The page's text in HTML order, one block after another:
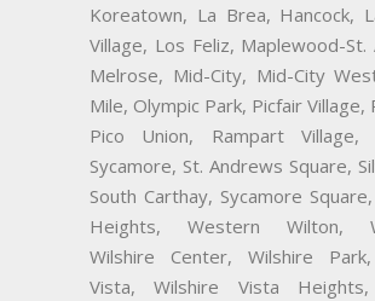
Koreatown, La Brea, Hancock,
Village, Los Feliz, Maplewood-St.
Melrose, Mid-City, Mid-City
Mile, Olympic Park, Picfair Village,
Pico Union, Rampart Village,
Sycamore, St. Andrews Square,
South Carthay, Sycamore
Heights, Western Wilton,
Wilshire Center, Wilshire
Vista, Wilshire Vista Heights,